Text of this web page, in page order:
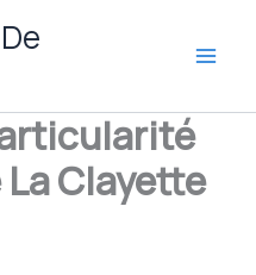
Clayette